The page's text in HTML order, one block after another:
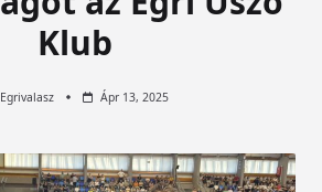
Klub
Egrivalasz Ápr 13, 2025